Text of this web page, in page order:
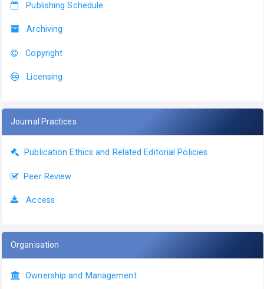
Publishing Schedule
Archiving
Copyright
Licensing
Journal Practices
Publication Ethics and Related Editorial Policies
Peer Review
Access
Organisation
Ownership and Management